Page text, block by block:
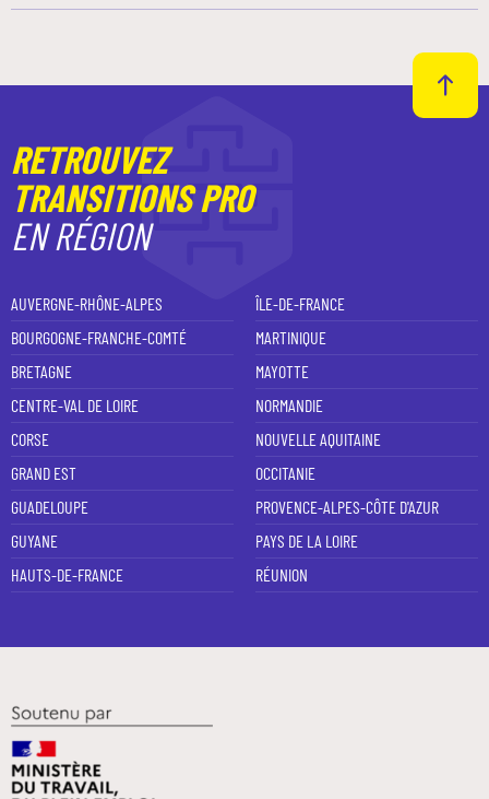
RETROUVEZ
TRANSITIONS PRO
EN RÉGION
AUVERGNE-RHÔNE-ALPES
BOURGOGNE-FRANCHE-COMTÉ
BRETAGNE
CENTRE-VAL DE LOIRE
CORSE
GRAND EST
GUADELOUPE
GUYANE
HAUTS-DE-FRANCE
ÎLE-DE-FRANCE
MARTINIQUE
MAYOTTE
NORMANDIE
NOUVELLE AQUITAINE
OCCITANIE
PROVENCE-ALPES-CÔTE D'AZUR
PAYS DE LA LOIRE
RÉUNION